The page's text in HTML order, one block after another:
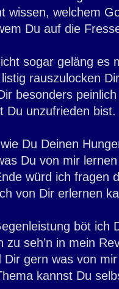
wissen, welchem
Du auf die
sogar geläng es
rauszulocken
besonders
Du unzufrieden bist.
Du Deinen
Du von mir
würd ich fragen
von Dir erlernen
böt ich
zu seh’n in mein
Dir gern was von mir
kannst Du